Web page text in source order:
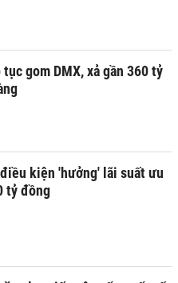
gom DMX, xả gần 360 tỷ
kiện 'hưởng' lãi suất ưu
tỷ đồng